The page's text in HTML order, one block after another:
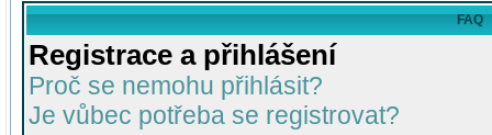
FAQ
Registrace a přihlášení
Proč se nemohu přihlásit?
Je vůbec potřeba se registrovat?